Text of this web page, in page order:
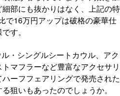
部にも抜かりはなく、上記の特
で16万円アップは破格の豪華仕
す。
・シングルシートカウル、アク
マフラーなど豊富なアクセサリ
ーフフェアリングで発売された
狙いもあったのでしょうか。